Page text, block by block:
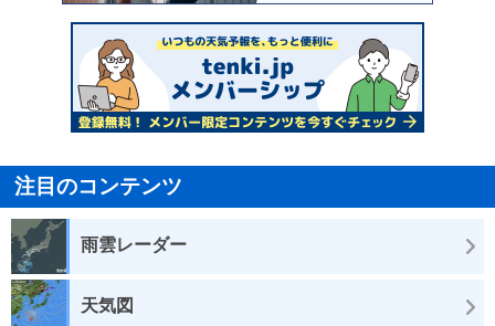
注目のコンテンツ
雨雲レーダー
天気図